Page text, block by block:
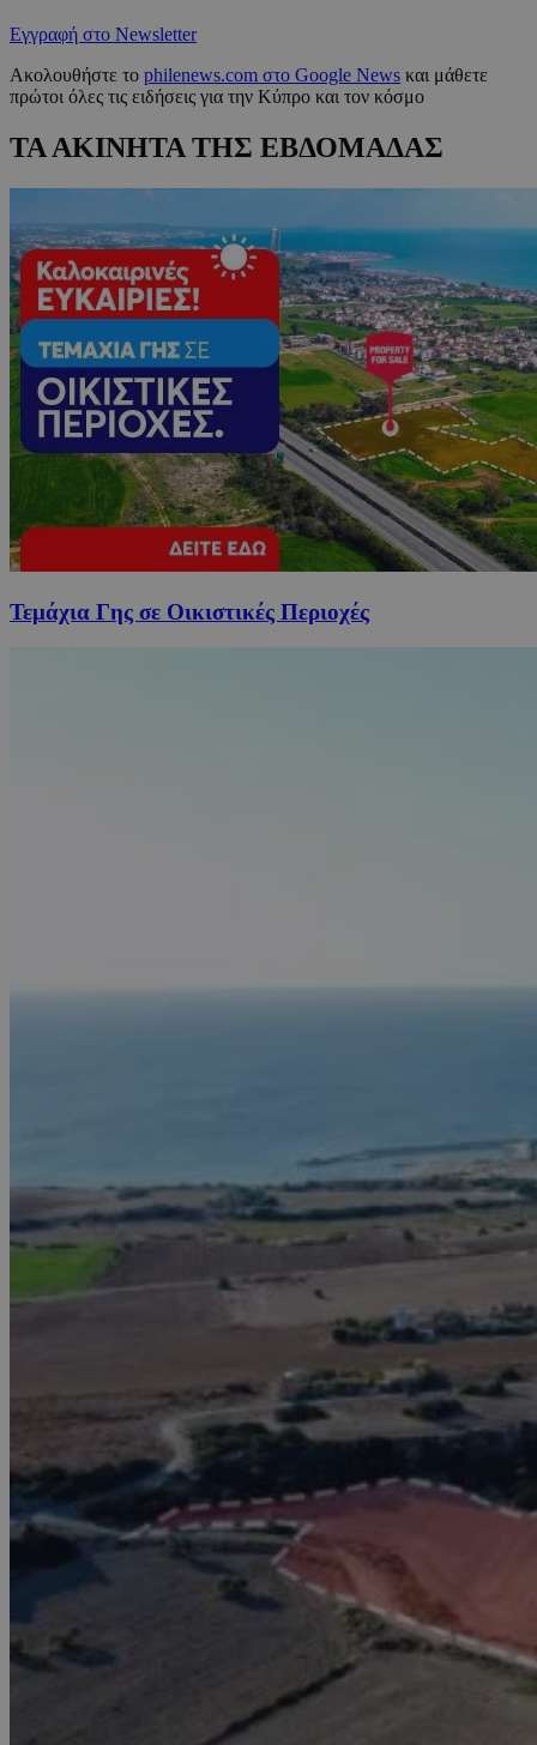
Εγγραφή στο Newsletter
Ακολουθήστε το philenews.com στο Google News και μάθετε
πρώτοι όλες τις ειδήσεις για την Κύπρο και τον κόσμο
ΤΑ ΑΚΙΝΗΤΑ ΤΗΣ ΕΒΔΟΜΑΔΑΣ
Τεμάχια Γης σε Οικιστικές Περιοχές